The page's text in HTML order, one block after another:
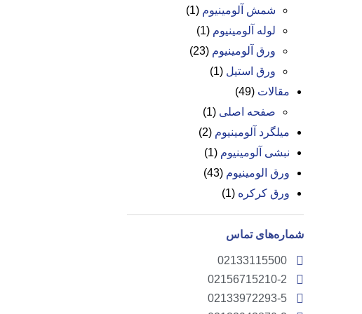
شمش آلومینیوم (1)
لوله آلومینیوم (1)
ورق آلومینیوم (23)
ورق استیل (1)
مقالات (49)
صفحه اصلی (1)
میلگرد آلومینیوم (2)
نبشی آلومینیوم (1)
ورق الومینیوم (43)
ورق کرکره (1)
شماره‌های تماس
02133115500
02156715210-2
02133972293-5